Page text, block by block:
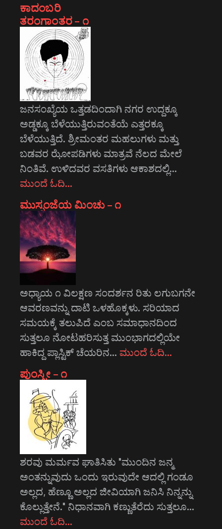
ಕಾದಂಬರಿ
ತರಂಗಾಂತರ – ೧
ಜನಸಂಖ್ಯೆಯ ಒತ್ತಡದಿಂದಾಗಿ ನಗರ ಉದ್ದಕ್ಕೂ
ಅಡ್ಡಕ್ಕೂ ಬೆಳೆಯುತ್ತಿರುವಂತೆಯೆ ಎತ್ತರಕ್ಕೂ
ಬೆಳೆಯುತ್ತಿದೆ. ಶ್ರೀಮಂತರ ಮಹಲುಗಳು ಮತ್ತು
ಬಡವರ ಝೋಪಡಿಗಳು ಮಾತ್ರವೆ ನೆಲದ ಮೇಲೆ
ನಿಂತಿವೆ. ಉಳಿದವರ ವಸತಿಗಳು ಆಕಾಶದಲ್ಲಿ…
ಮುಂದೆ ಓದಿ…
ಮುಸ್ಸಂಜೆಯ ಮಿಂಚು – ೧
ಅಧ್ಯಾಯ ೧ ವಿಲಕ್ಷಣ ಸಂದರ್ಶನ ರಿತು ಲಗುಬಗನೇ
ಆವರಣವನ್ನು ದಾಟಿ ಒಳಹೊಕ್ಕಳು. ಸರಿಯಾದ
ಸಮಯಕ್ಕೆ ತಲುಪಿದೆ ಎಂಬ ಸಮಾಧಾನದಿಂದ
ಸುತ್ತಲೂ ನೋಟಹರಿಸುತ್ತ ಮುಂಭಾಗದಲ್ಲಿಯೇ
ಹಾಕಿದ್ದ ಪ್ಲಾಸ್ಟಿಕ್ ಚೆಯರಿನ… ಮುಂದೆ ಓದಿ…
ಪುಂಸ್ತ್ರೀ – ೧
ಶರವು ಮರ್ಮವ ಘಾತಿಸಿತು "ಮುಂದಿನ ಜನ್ಮ
ಅಂತನ್ನುವುದು ಒಂದು ಇರುವುದೇ ಆದಲ್ಲಿ ಗಂಡೂ
ಅಲ್ಲದ, ಹೆಣ್ಣೂ ಅಲ್ಲದ ಜೀವಿಯಾಗಿ ಜನಿಸಿ ನಿನ್ನನ್ನು
ಕೊಲ್ಲುತ್ತೇನೆ." ನಿಧಾನವಾಗಿ ಕಣ್ಣುತೆರೆದು ಸುತ್ತಲೂ…
ಮುಂದೆ ಓದಿ…